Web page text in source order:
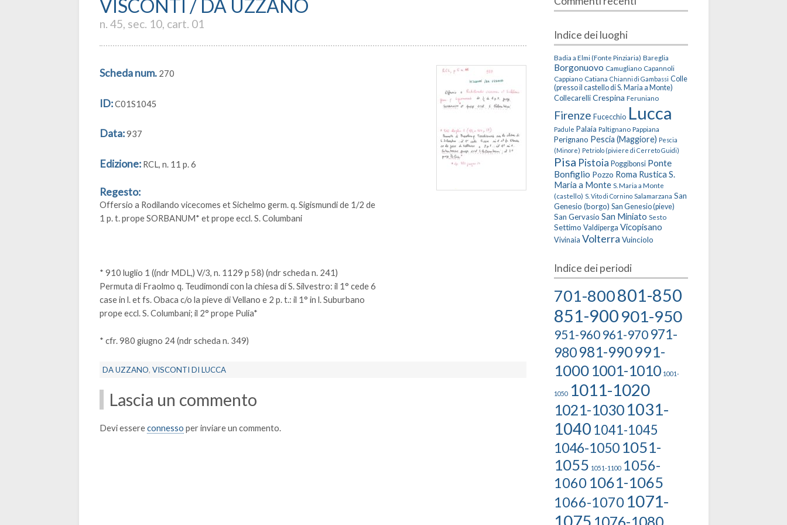
VISCONTI / DA UZZANO
n. 45, sec. 10, cart. 01
Scheda num.270
ID:C01S1045
Data:937
Edizione:RCL, n. 11 p. 6
Regesto:
Offersio a Rodilando vicecomes et Sichelmo germ. q. Sigismundi de 1/2 de
1 p. t. prope SORBANUM* et prope eccl. S. Columbani
* 910 luglio 1 ((ndr MDL,) V/3, n. 1129 p 58) (ndr scheda n. 241)
Permuta di Fraolmo q. Teudimondi con la chiesa di S. Silvestro: il 1° cede 6
case in l. et fs. Obaca c/o la pieve di Vellano e 2 p. t.: il 1° in l. Suburbano
prope eccl. S. Columbani; il 2° prope Pulia*
* cfr. 980 giugno 24 (ndr scheda n. 349)
DA UZZANO, VISCONTI DI LUCCA
Lascia un commento
Devi essereconnesso per inviare un commento.
Indice dei luoghi
Badia a Elmi (Fonte Pinziaria) Bareglia
Borgonuovo Camugliano Capannoli
Cappiano Catiana Chianni di Gambassi Colle
(presso il castello di S. Maria a Monte)
Collecarelli Crespina Feruniano
Firenze Fucecchio Lucca
Padule Palaia Paltignano Pappiana
Perignano Pescia (Maggiore) Pescia
(Minore) Petriolo (piviere di Cerreto Guidi)
Pisa Pistoia Poggibonsi Ponte
Bonfiglio Pozzo Roma Rustica S.
Maria a Monte S. Maria a Monte
(castello) S. Vito di Cornino Salamarzana San
Genesio (borgo) San Genesio (pieve)
San Gervasio San Miniato Sesto
Settimo Valdiperga Vicopisano
Vivinaia Volterra Vuinciolo
Indice dei periodi
701-800801-850
851-900901-950
951-960 961-970 971-
980981-990991-
1000 1001-1010 1001-
1050 1011-1020
1021-1030 1031-
1040 1041-1045
1046-1050 1051-
1055 1051-1100 1056-
1060 1061-1065
1066-1070 1071-